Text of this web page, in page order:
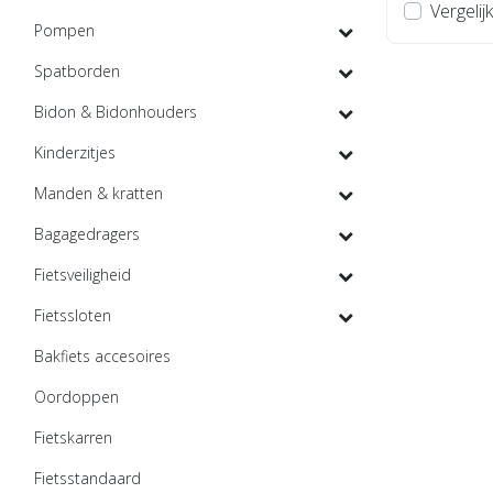
Pompen
Spatborden
Bidon & Bidonhouders
Kinderzitjes
Manden & kratten
Bagagedragers
Fietsveiligheid
Fietssloten
Bakfiets accesoires
Oordoppen
Fietskarren
Fietsstandaard
Vergelijk